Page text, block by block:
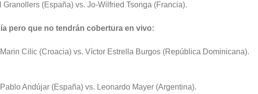
(España) vs. Jo-Wilfried Tsonga (Francia).
pero que no tendrán cobertura en vivo:
Cilic (Croacia) vs. Víctor Estrella Burgos (República Dominicana).
Andújar (España) vs. Leonardo Mayer (Argentina).